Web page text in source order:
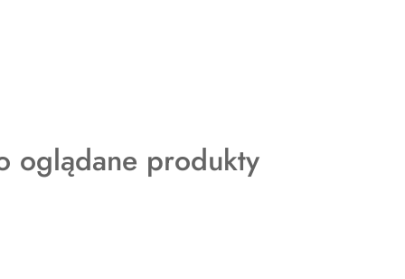
oglądane produkty